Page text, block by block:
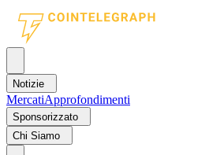
Notizie
MercatiApprofondimenti
Sponsorizzato
Chi Siamo